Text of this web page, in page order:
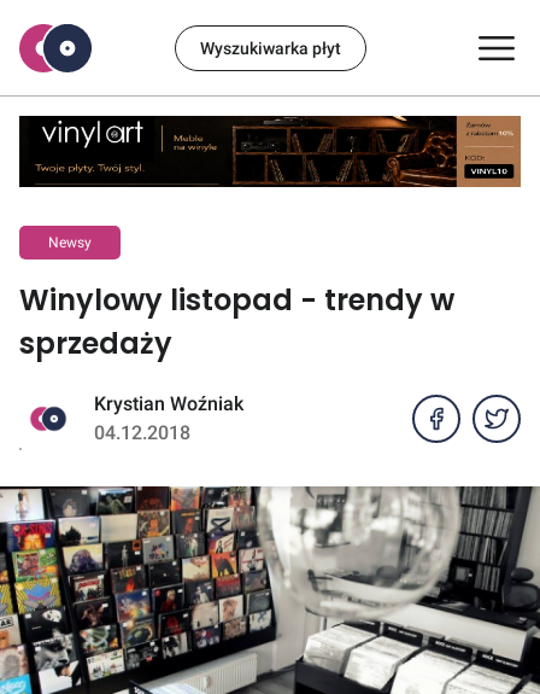
Wyszukiwarka płyt
Newsy
Winylowy listopad - trendy w
sprzedaży
Krystian Woźniak
04.12.2018